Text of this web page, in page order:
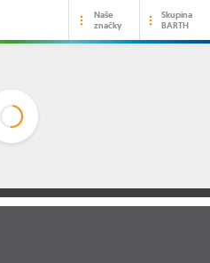
Naše
značky
Skupina
BARTH